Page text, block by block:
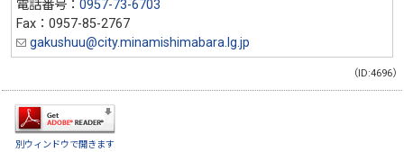
電話番号：0957-73-6703
Fax：0957-85-2767
gakushuu@city.minamishimabara.lg.jp
（ID:4696）
別ウィンドウで開きます